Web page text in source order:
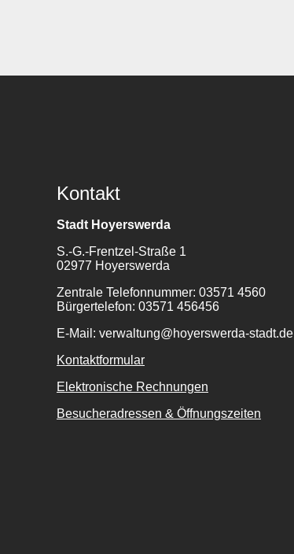
Kontakt
Stadt Hoyerswerda
S.-G.-Frentzel-Straße 1
02977 Hoyerswerda
Zentrale Telefonnummer: 03571 4560
Bürgertelefon: 03571 456456
E-Mail: verwaltung@hoyerswerda-stadt.de
Kontaktformular
Elektronische Rechnungen
Besucheradressen & Öffnungszeiten